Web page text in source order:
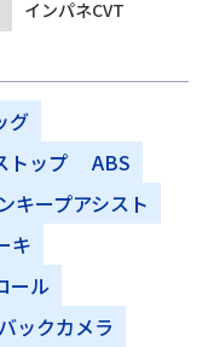
インパネCVT
グ
トップ
ABS
キープアシスト
キ
ール
バックカメラ